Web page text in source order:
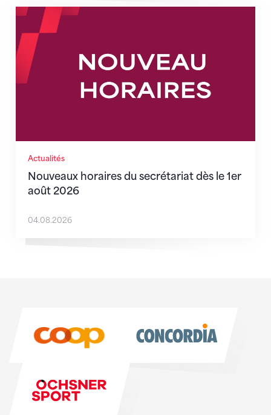
Actualités
Nouveaux horaires du secrétariat dès le 1er
août 2026
Nouveaux horaires du secrétariat dès le 1er août
04.08.2026